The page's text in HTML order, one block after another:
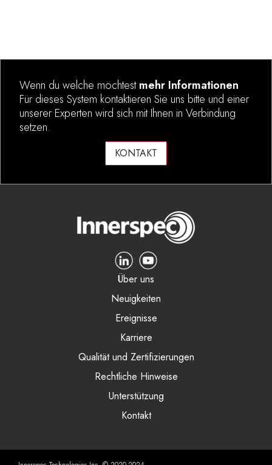
Wenn du welche möchtestmehr Informationen
Für dieses System kontaktieren Sie uns bitte und einer
unserer Experten wird sich mit Ihnen in Verbindung
setzen.
KONTAKT
Über uns
Neuigkeiten
Ereignisse
Karriere
Qualität und Zertifizierungen
Rechtliche Hinweise
Unterstützung
Kontakt